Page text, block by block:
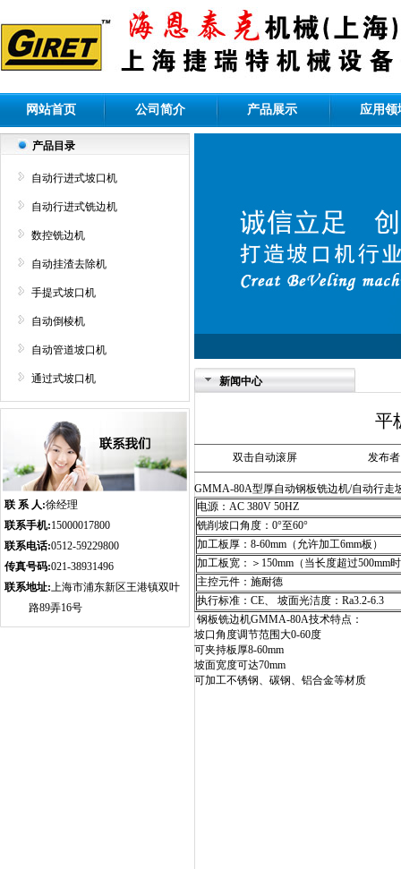
网站首页 公司简介 产品展示 应用领
产品目录
自动行进式坡口机
自动行进式铣边机
数控铣边机
自动挂渣去除机
手提式坡口机
自动倒棱机
自动管道坡口机
通过式坡口机
联 系 人:徐经理
联系手机:15000017800
联系电话:0512-59229800
传真号码:021-38931496
联系地址:上海市浦东新区王港镇双叶
路89弄16号
新闻中心
平
双击自动滚屏 发布者
GMMA-80A型厚自动钢板铣边机/自动行走
电源：AC 380V 50HZ
铣削坡口角度：0°至60°
加工板厚：8-60mm（允许加工6mm板）
加工板宽：＞150mm（当长度超过500mm
主控元件：施耐德
执行标准：CE、 坡面光洁度：Ra3.2-6.3
钢板铣边机GMMA-80A技术特点：
坡口角度调节范围大0-60度
可夹持板厚8-60mm
坡面宽度可达70mm
可加工不锈钢、碳钢、铝合金等材质